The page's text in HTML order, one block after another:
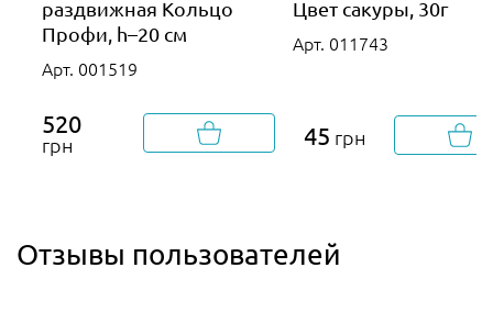
раздвижная Кольцо
Профи, h–20 см
Арт. 001519
520
грн
Цвет сакуры, 30г
Арт. 011743
45 грн
Отзывы пользователей